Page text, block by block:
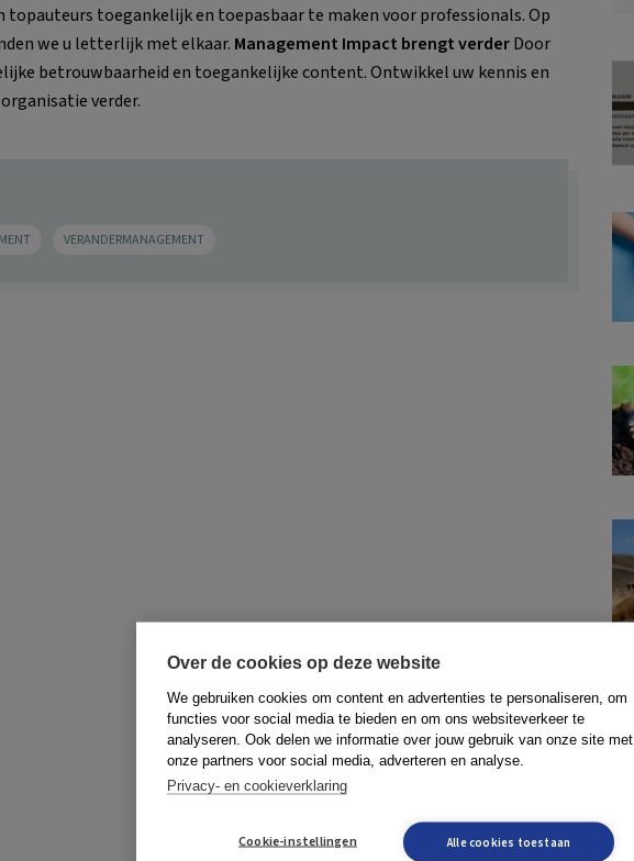
topauteurs toegankelijk en toepasbaar te maken voor professionals. Op
we u letterlijk met elkaar. Management Impact brengt verderDoor
betrouwbaarheid en toegankelijke content. Ontwikkel uw kennis en
verder.
VERANDERMANAGEMENT
Over de cookies op deze website
We gebruiken cookies om content en advertenties te personaliseren, om
functies voor social media te bieden en om ons websiteverkeer te
analyseren. Ook delen we informatie over jouw gebruik van onze site met
onze partners voor social media, adverteren en analyse.
Privacy- en cookieverklaring
Cookie-instellingen Alle cookies toestaan